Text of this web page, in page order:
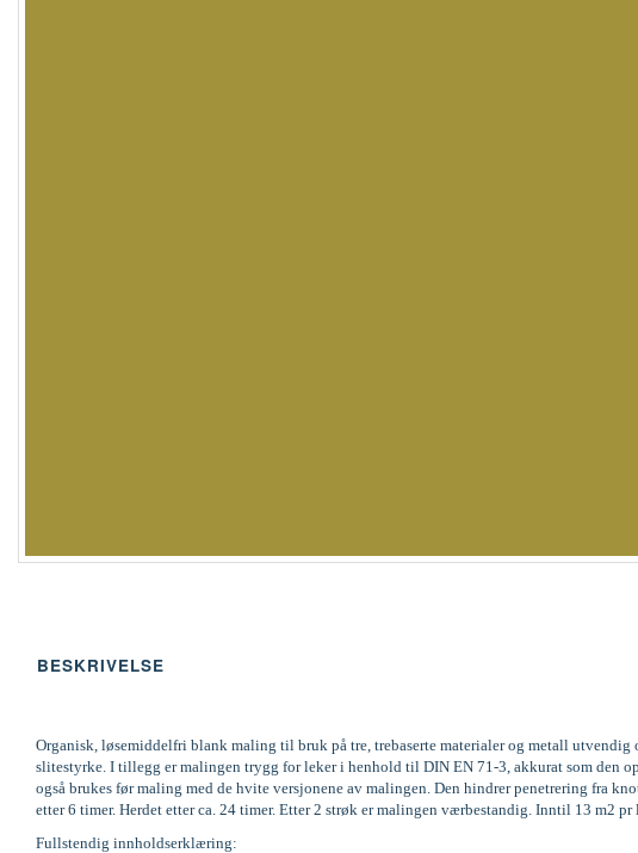
BESKRIVELSE
Organisk, løsemiddelfri blank maling til bruk på tre, trebaserte materialer og metall
slitestyrke. I tillegg er malingen trygg for leker i henhold til DIN EN 71-3, akkurat som den
også brukes før maling med de hvite versjonene av malingen. Den hindrer penetrering fra
etter 6 timer. Herdet etter ca. 24 timer. Etter 2 strøk er malingen værbestandig. Inntil 13 m2
Fullstendig innholdserklæring: